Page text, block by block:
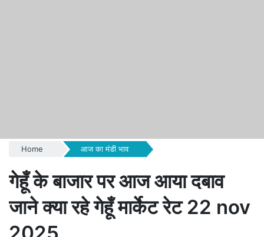
Home आज का मंडी भाव
गेहूँ के बाजार पर आज आया दबाव
जाने क्या रहे गेहूँ मार्केट रेट 22 nov